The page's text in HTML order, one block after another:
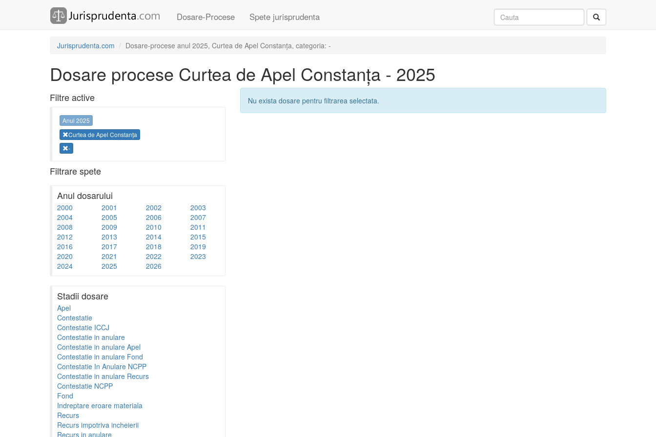
Dosare-Procese Spete jurisprudenta
Jurisprudenta.com Dosare-procese anul 2025, Curtea de Apel Constanța, categoria: -
Dosare procese Curtea de Apel Constanța - 2025
Filtre active
Anul 2025
Curtea de Apel Constanța
-
Filtrare spete
Anul dosarului
2000 2001 2002
2003
2004
2005 2006
2007
2008
2009 2010
2011
2012
2013 2014
2015
2016
2017 2018
2019
2020
2021 2022
2023
2024
2025 2026
Stadii dosare
Apel
Contestatie
Contestatie ICCJ
Contestatie in anulare
Contestatie in anulare Apel
Contestatie in anulare Fond
Contestatie In Anulare NCPP
Contestatie in anulare Recurs
Contestatie NCPP
Fond
Indreptare eroare materiala
Recurs
Recurs impotriva incheierii
Recurs in anulare
Nu exista dosare pentru filtrarea selectata.